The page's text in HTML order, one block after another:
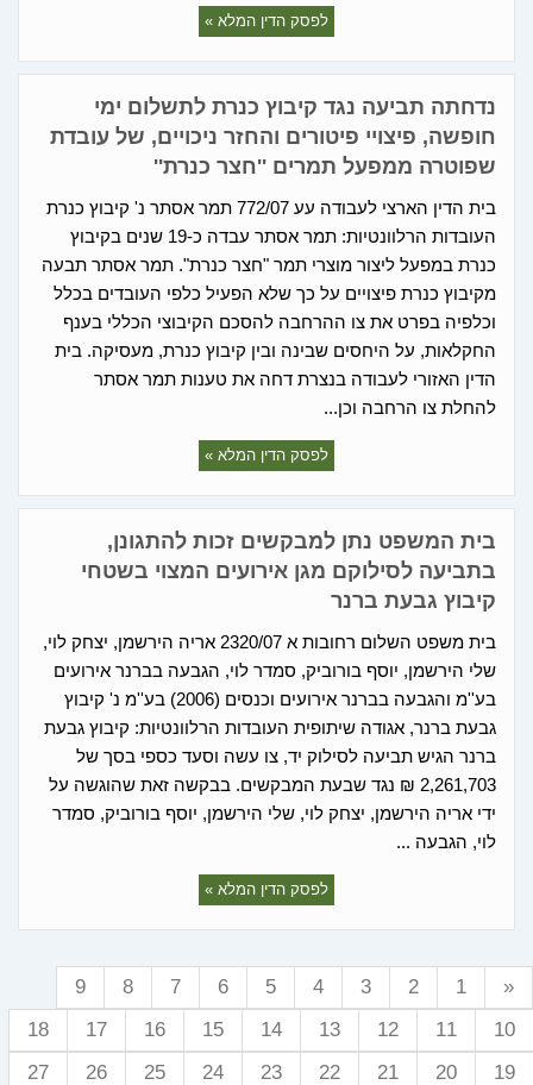
לפסק הדין המלא »
נדחתה תביעה נגד קיבוץ כנרת לתשלום ימי
חופשה, פיצויי פיטורים והחזר ניכויים, של עובדת
שפוטרה ממפעל תמרים ''חצר כנרת''
בית הדין הארצי לעבודה עע 772/07 תמר אסתר נ' קיבוץ כנרת
העובדות הרלוונטיות: תמר אסתר עבדה כ-19 שנים בקיבוץ
כנרת במפעל ליצור מוצרי תמר "חצר כנרת". תמר אסתר תבעה
מקיבוץ כנרת פיצויים על כך שלא הפעיל כלפי העובדים בכלל
וכלפיה בפרט את צו ההרחבה להסכם הקיבוצי הכללי בענף
החקלאות, על היחסים שבינה ובין קיבוץ כנרת, מעסיקה. בית
הדין האזורי לעבודה בנצרת דחה את טענות תמר אסתר
להחלת צו הרחבה וכן...
לפסק הדין המלא »
בית המשפט נתן למבקשים זכות להתגונן,
בתביעה לסילוקם מגן אירועים המצוי בשטחי
קיבוץ גבעת ברנר
בית משפט השלום רחובות א 2320/07 אריה הירשמן, יצחק לוי,
שלי הירשמן, יוסף בורוביק, סמדר לוי, הגבעה בברנר אירועים
בע''מ והגבעה בברנר אירועים וכנסים (2006) בע''מ נ' קיבוץ
גבעת ברנר, אגודה שיתופית העובדות הרלוונטיות: קיבוץ גבעת
ברנר הגיש תביעה לסילוק יד, צו עשה וסעד כספי בסך של
2,261,703 ₪ נגד שבעת המבקשים. בבקשה זאת שהוגשה על
ידי אריה הירשמן, יצחק לוי, שלי הירשמן, יוסף בורוביק, סמדר
לוי, הגבעה ...
לפסק הדין המלא »
«
1
2
3
4
5
6
7
8
9
10
11
12
13
14
15
16
17
18
19
20
21
22
23
24
25
26
27